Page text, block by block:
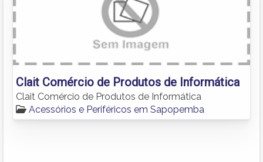
Clait Comércio de Produtos de Informática
Clait Comércio de Produtos de Informática
Acessórios e Periféricos em Sapopemba